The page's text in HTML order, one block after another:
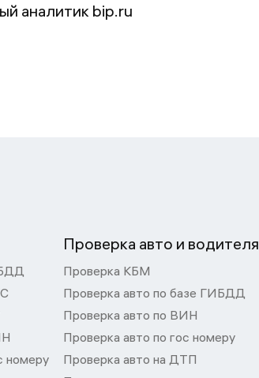
аналитик bip.ru
Проверка авто и водителя
Проверка КБМ
Проверка авто по базе ГИБДД
Проверка авто по ВИН
Проверка авто по гос номеру
Проверка авто на ДТП